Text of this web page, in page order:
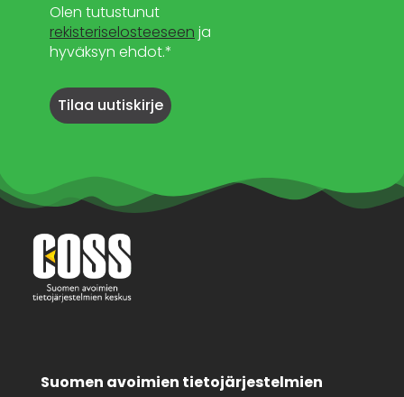
Olen tutustunut
rekisteriselosteeseen ja
hyväksyn ehdot.*
Suomen avoimien tietojärjestelmien